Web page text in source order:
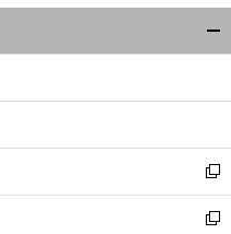
ウ
ィ
ン
ウ
開
く
新
し
い
新